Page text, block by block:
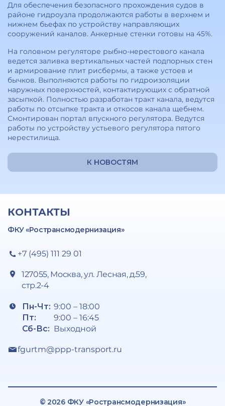
Для обеспечения безопасного прохождения судов в
районе гидроузла продолжаются работы в верхнем и
нижнем бьефах по устройству направляющих
сооружений каналов. Анкерные стенки готовы на 45%.
На головном регуляторе рыбно-нерестового канала
ведется заливка вертикальных частей подпорных стен
и армирование плит рисбермы, а также устоев и
бычков. Выполняются работы по гидроизоляции
наружных поверхностей, контактирующих с обратной
засыпкой. Полностью разработан тракт канала, ведутся
работы по отсыпке тракта и откосов канала щебнем.
Смонтирован портал впускного регулятора. Ведутся
работы по устройству устьевого регулятора пятого
нерестилища.
К НОВОСТЯМ
КОНТАКТЫ
ФКУ «Ространсмодернизация»
+7 (495) 111 29 01
127055, Москва, ул. Лесная, д.59,
стр.2-4
Пн-Чт:
Пт:
Сб-Вс:
9:00 – 18:00
9:00 – 16:45
Выходной
fgurtm@ppp-transport.ru
© 2026 ФКУ «Ространсмодернизация»